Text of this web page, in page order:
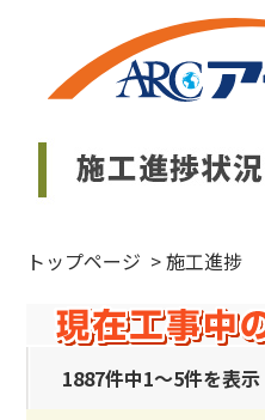
トップページ >施工進捗
1887件中1～5件を表示